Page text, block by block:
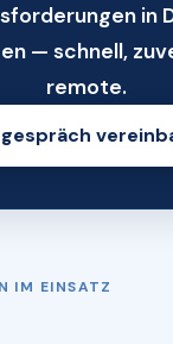
in
— schnell,
remote.
IM EINSATZ